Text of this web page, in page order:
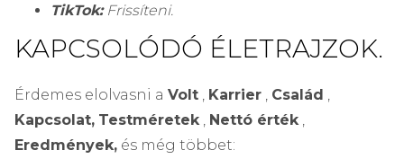
TikTok:Frissíteni.
KAPCSOLÓDÓ ÉLETRAJZOK.
Érdemes elolvasni a Volt Karrier Család
Kapcsolat, Testméretek Nettó érték
Eredmények, és még többet: